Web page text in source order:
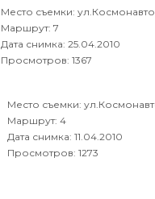
Место съемки:
Маршрут: 7
Дата снимка: 25.04.2010
Просмотров: 1367
Место съемки:
Маршрут: 4
Дата снимка: 11.04.2010
Просмотров: 1273